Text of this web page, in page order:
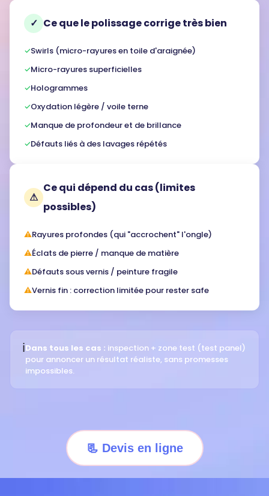
✓ Ce que le polissage corrige très bien
✓Swirls (micro-rayures en toile d'araignée)
✓Micro-rayures superficielles
✓Hologrammes
✓Oxydation légère / voile terne
✓Manque de profondeur et de brillance
✓Défauts liés à des lavages répétés
⚠
Ce qui dépend du cas (limites
possibles)
⚠Rayures profondes (qui "accrochent" l'ongle)
⚠Éclats de pierre / manque de matière
⚠Défauts sous vernis / peinture fragile
⚠Vernis fin : correction limitée pour rester safe
ℹ️Dans tous les cas : inspection + zone test (test panel)
pour annoncer un résultat réaliste, sans promesses
impossibles.
📃 Devis en ligne